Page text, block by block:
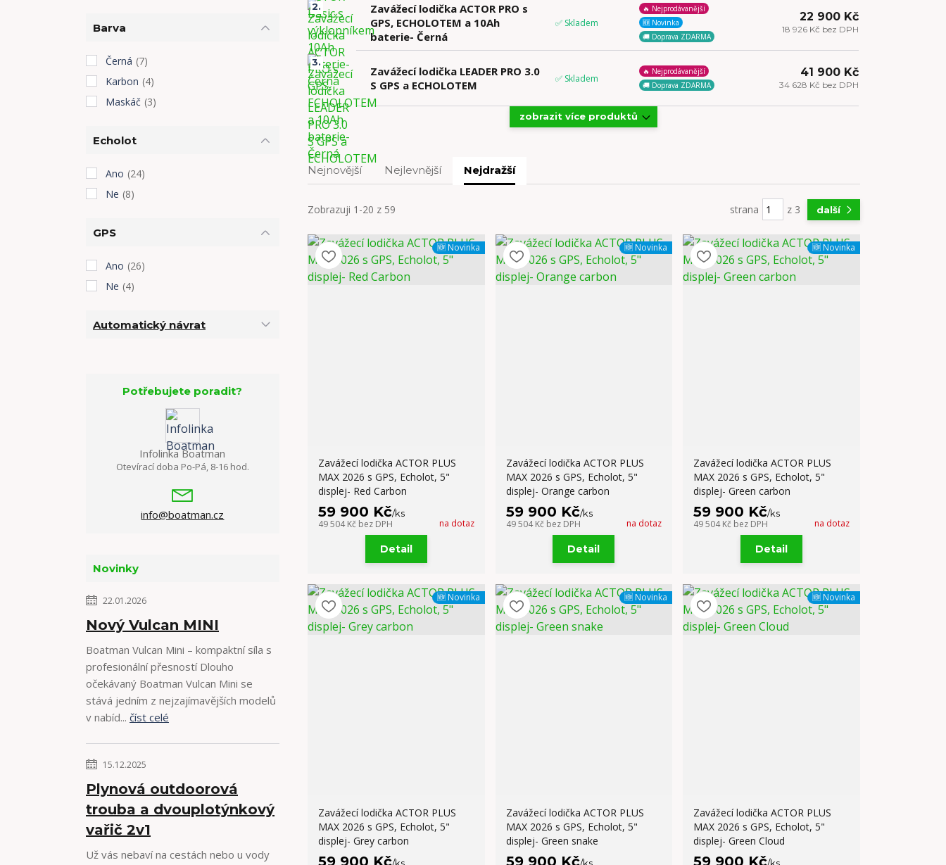
2.
Zavážecí lodička ACTOR PRO s
GPS, ECHOLOTEM a 10Ah
baterie- Černá
✅ Skladem
🔥 Nejprodávanější
🆕 Novinka
🚚 Doprava ZDARMA
22 900 Kč
18 926 Kč bez DPH
3.
Zavážecí lodička LEADER PRO 3.0
S GPS a ECHOLOTEM
✅ Skladem
🔥 Nejprodávanější
🚚 Doprava ZDARMA
41 900 Kč
34 628 Kč bez DPH
zobrazit více produktů
Nejnovější Nejlevnější Nejdražší
Zobrazuji 1-20 z 59 strana z 3 další
🆕 Novinka
Zavážecí lodička ACTOR PLUS
MAX 2026 s GPS, Echolot, 5"
displej- Red Carbon
59 900 Kč/ks
49 504 Kč bez DPH na dotaz
Detail
🆕 Novinka
Zavážecí lodička ACTOR PLUS
MAX 2026 s GPS, Echolot, 5"
displej- Orange carbon
59 900 Kč/ks
49 504 Kč bez DPH na dotaz
Detail
🆕 Novinka
Zavážecí lodička ACTOR PLUS
MAX 2026 s GPS, Echolot, 5"
displej- Green carbon
59 900 Kč/ks
49 504 Kč bez DPH na dotaz
Detail
🆕 Novinka
Zavážecí lodička ACTOR PLUS
MAX 2026 s GPS, Echolot, 5"
displej- Grey carbon
59 900 Kč
🆕 Novinka
Zavážecí lodička ACTOR PLUS
MAX 2026 s GPS, Echolot, 5"
displej- Green snake
59 900 Kč
🆕 Novinka
Zavážecí lodička ACTOR PLUS
MAX 2026 s GPS, Echolot, 5"
displej- Green Cloud
59 900 Kč
Barva
Černá (7)
Karbon (4)
Maskáč (3)
Echolot
Ano (24)
Ne (8)
GPS
Ano (26)
Ne (4)
Automatický návrat
Potřebujete poradit?
Infolinka Boatman
Otevírací doba Po-Pá, 8-16 hod.
info@boatman.cz
Novinky
22.01.2026
Nový Vulcan MINI
Boatman Vulcan Mini – kompaktní síla s
profesionální přesností Dlouho
očekávaný Boatman Vulcan Mini se
stává jedním z nejzajímavějších modelů
v nabíd... číst celé
15.12.2025
Plynová outdoorová
trouba a dvouplotýnkový
vařič 2v1
Už vás nebaví na cestách nebo u vody